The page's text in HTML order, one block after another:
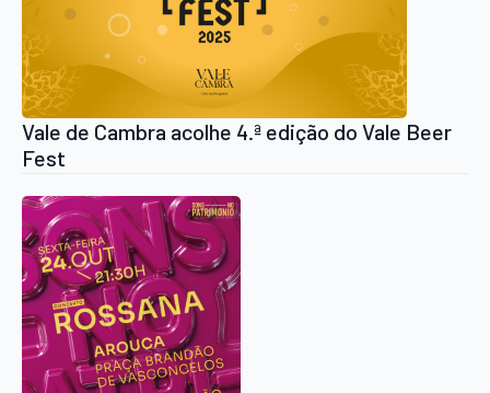
Vale de Cambra acolhe 4.ª edição do Vale Beer
Fest